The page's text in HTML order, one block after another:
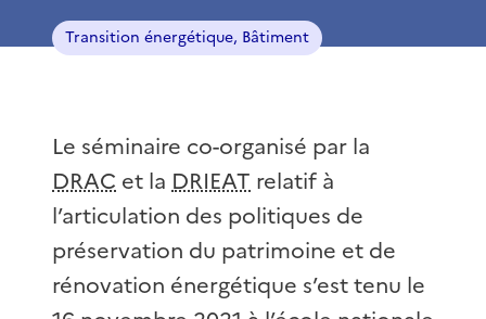
Transition énergétique, Bâtiment
Le séminaire co-organisé par la
DRAC et la DRIEAT relatif à
l’articulation des politiques de
préservation du patrimoine et de
rénovation énergétique s’est tenu le